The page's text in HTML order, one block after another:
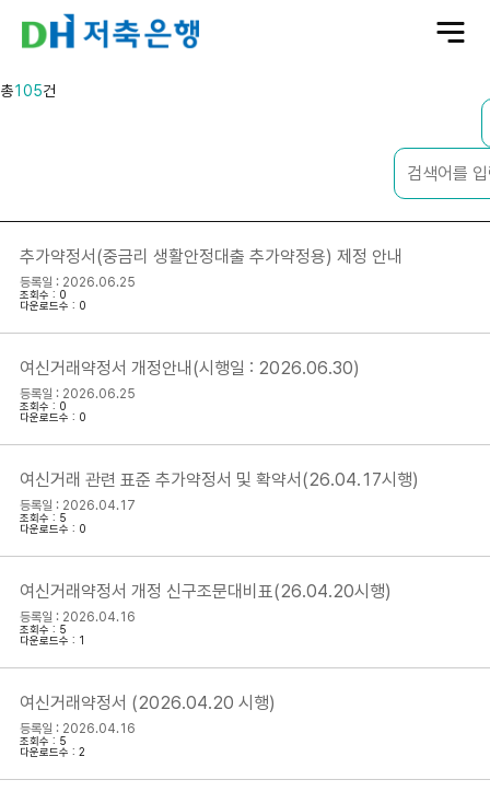
전
체
총105건
추가약정서(중금리 생활안정대출 추가약정용) 제정 안내
등록일 : 2026.06.25
조회수 : 0
다운로드수 : 0
여신거래약정서 개정안내(시행일 : 2026.06.30)
등록일 : 2026.06.25
조회수 : 0
다운로드수 : 0
여신거래 관련 표준 추가약정서 및 확약서(26.04.17시행)
등록일 : 2026.04.17
조회수 : 5
다운로드수 : 0
여신거래약정서 개정 신구조문대비표(26.04.20시행)
등록일 : 2026.04.16
조회수 : 5
다운로드수 : 1
여신거래약정서 (2026.04.20 시행)
등록일 : 2026.04.16
조회수 : 5
다운로드수 : 2